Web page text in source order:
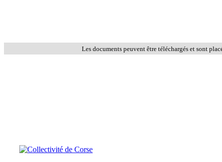
Les documents peuvent être téléchargés et sont